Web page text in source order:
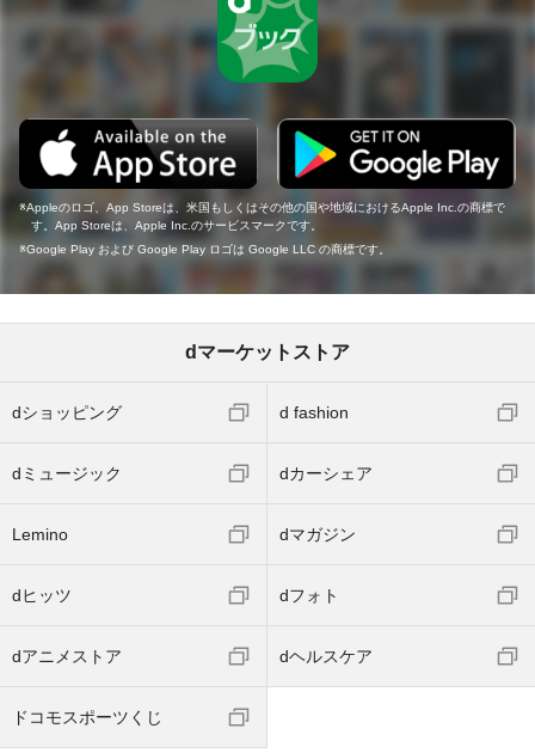
Appleのロゴ、App Storeは、米国もしくはその他の国や地域におけるApple Inc.の商標で
す。App Storeは、Apple Inc.のサービスマークです。
Google Play および Google Play ロゴは Google LLC の商標です。
dマーケットストア
dショッピング d fashion
dミュージック dカーシェア
Lemino dマガジン
dヒッツ dフォト
dアニメストア dヘルスケア
ドコモスポーツくじ